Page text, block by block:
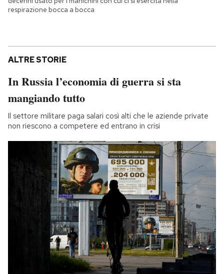
respirazione bocca a bocca
ALTRE STORIE
In Russia l’economia di guerra si sta
mangiando tutto
Il settore militare paga salari così alti che le aziende private
non riescono a competere ed entrano in crisi